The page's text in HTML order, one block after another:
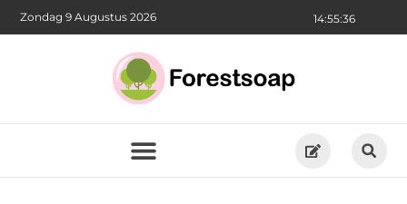
14:55:37
Zondag 9 Augustus 2026